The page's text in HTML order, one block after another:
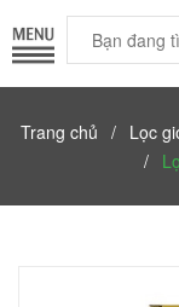
Trang chủ / Lọc
/